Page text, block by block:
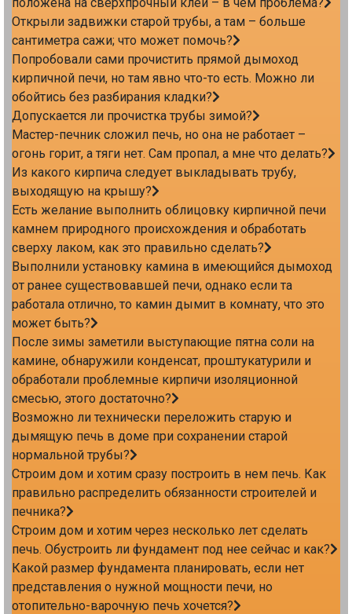
Открыли задвижки старой трубы, а там – больше
сантиметра сажи; что может помочь?
Попробовали сами прочистить прямой дымоход
кирпичной печи, но там явно что-то есть. Можно ли
обойтись без разбирания кладки?
Допускается ли прочистка трубы зимой?
Мастер-печник сложил печь, но она не работает –
огонь горит, а тяги нет. Сам пропал, а мне что делать?
Из какого кирпича следует выкладывать трубу,
выходящую на крышу?
Есть желание выполнить облицовку кирпичной печи
камнем природного происхождения и обработать
сверху лаком, как это правильно сделать?
Выполнили установку камина в имеющийся дымоход
от ранее существовавшей печи, однако если та
работала отлично, то камин дымит в комнату, что это
может быть?
После зимы заметили выступающие пятна соли на
камине, обнаружили конденсат, проштукатурили и
обработали проблемные кирпичи изоляционной
смесью, этого достаточно?
Возможно ли технически переложить старую и
дымящую печь в доме при сохранении старой
нормальной трубы?
Строим дом и хотим сразу построить в нем печь. Как
правильно распределить обязанности строителей и
печника?
Строим дом и хотим через несколько лет сделать
печь. Обустроить ли фундамент под нее сейчас и как?
Какой размер фундамента планировать, если нет
представления о нужной мощности печи, но
отопительно-варочную печь хочется?